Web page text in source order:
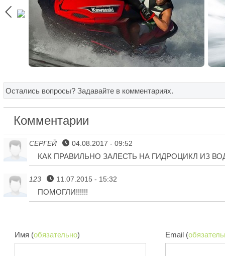

Остались вопросы? Задавайте в комментариях.
Комментарии
СЕРГЕЙ 04.08.2017 - 09:52
КАК ПРАВИЛЬНО ЗАЛЕСТЬ НА ГИДРОЦИКЛ ИЗ
123 11.07.2015 - 15:32
ПОМОГЛИ!!!!!!
Имя (обязательно) Email (